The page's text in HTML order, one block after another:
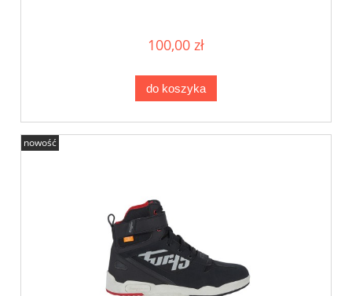
100,00 zł
do koszyka
nowość